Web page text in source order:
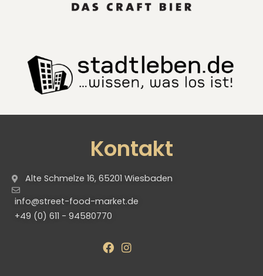
Kontakt
Alte Schmelze 16, 65201 Wiesbaden
info@street-food-market.de
+49 (0) 611 - 94580770